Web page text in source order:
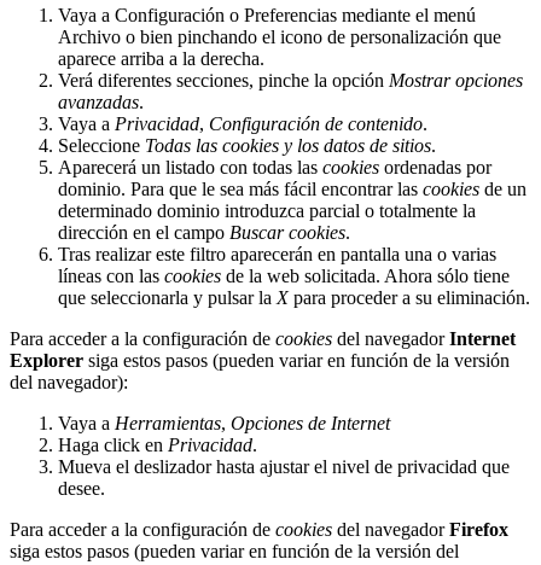
Vaya a Configuración o Preferencias mediante el menú
Archivo o bien pinchando el icono de personalización que
aparece arriba a la derecha.
Verá diferentes secciones, pinche la opción Mostrar opciones
avanzadas.
Vaya a Privacidad, Configuración de contenido.
Seleccione Todas las cookies y los datos de sitios.
Aparecerá un listado con todas las cookies ordenadas por
dominio. Para que le sea más fácil encontrar las cookies de un
determinado dominio introduzca parcial o totalmente la
dirección en el campo Buscar cookies.
Tras realizar este filtro aparecerán en pantalla una o varias
líneas con las cookies de la web solicitada. Ahora sólo tiene
que seleccionarla y pulsar laXpara proceder a su eliminación.
Para acceder a la configuración de cookies del navegadorInternet
Explorer siga estos pasos (pueden variar en función de la versión
del navegador):
Vaya a Herramientas, Opciones de Internet
Haga click en Privacidad.
Mueva el deslizador hasta ajustar el nivel de privacidad que
desee.
Para acceder a la configuración de cookies del navegadorFirefox
siga estos pasos (pueden variar en función de la versión del